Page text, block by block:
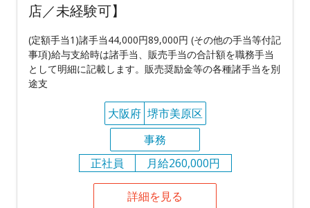
店／未経験可】
(定額手当1)諸手当44,000円89,000円 (その他の手当等付記
事項)給与支給時は諸手当、販売手当の合計額を職務手当
として明細に記載します。販売奨励金等の各種諸手当を別
途支
大阪府 堺市美原区
事務
正社員
月給260,000円
詳細を見る